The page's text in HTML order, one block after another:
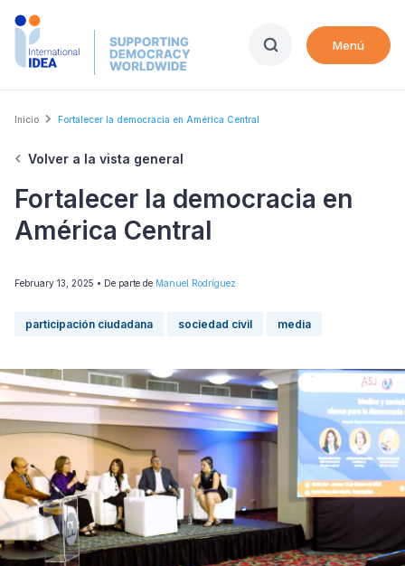
Skip
Menú
Breadcrumb
Inicio Fortalecer la democracia en América Central
Volver a la vista general
Fortalecer la democracia en
América Central
February 13, 2025 • De parte de Manuel Rodríguez
participación ciudadana sociedad civil media